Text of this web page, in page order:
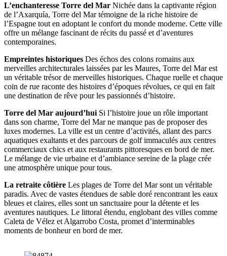
L’enchanteresse Torre del Mar Nichée dans la captivante région
de l’Axarquía, Torre del Mar témoigne de la riche histoire de
l’Espagne tout en adoptant le confort du monde moderne. Cette ville
offre un mélange fascinant de récits du passé et d’aventures
contemporaines.
Empreintes historiques Des échos des colons romains aux
merveilles architecturales laissées par les Maures, Torre del Mar est
un véritable trésor de merveilles historiques. Chaque ruelle et chaque
coin de rue raconte des histoires d’époques révolues, ce qui en fait
une destination de rêve pour les passionnés d’histoire.
Torre del Mar aujourd’hui Si l’histoire joue un rôle important
dans son charme, Torre del Mar ne manque pas de proposer des
luxes modernes. La ville est un centre d’activités, allant des parcs
aquatiques exaltants et des parcours de golf immaculés aux centres
commerciaux chics et aux restaurants pittoresques en bord de mer.
Le mélange de vie urbaine et d’ambiance sereine de la plage crée
une atmosphère unique pour tous.
La retraite côtière Les plages de Torre del Mar sont un véritable
paradis. Avec de vastes étendues de sable doré rencontrant les eaux
bleues et claires, elles sont un sanctuaire pour la détente et les
aventures nautiques. Le littoral étendu, englobant des villes comme
Caleta de Vélez et Algarrobo Costa, promet d’interminables
moments de bonheur en bord de mer.